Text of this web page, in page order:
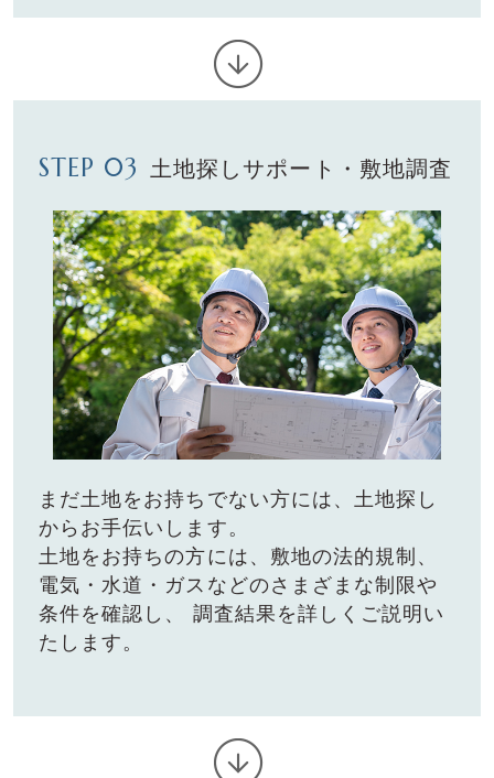
STEP 03 ⼟地探しサポート・敷地調査
まだ⼟地をお持ちでない⽅には、⼟地探し
からお⼿伝いします。
⼟地をお持ちの⽅には、敷地の法的規制、
電気・⽔道・ガスなどのさまざまな制限や
条件を確認し、
調査結果を詳しくご説明い
たします。